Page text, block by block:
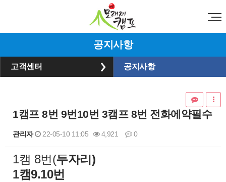
공지사항
고객센터 공지사항
1캠프 8번 9번10번 3캠프 8번 전화에약필수
관리자 22-05-10 11:05 4,921 0
본문
​1캠 8번(두자리)
1캠9.10번